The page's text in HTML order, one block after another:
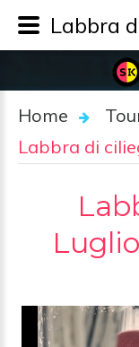
Home
Labbra di